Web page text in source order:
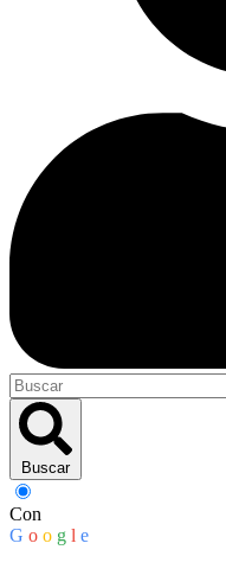
Buscar
Con
G o o g l e